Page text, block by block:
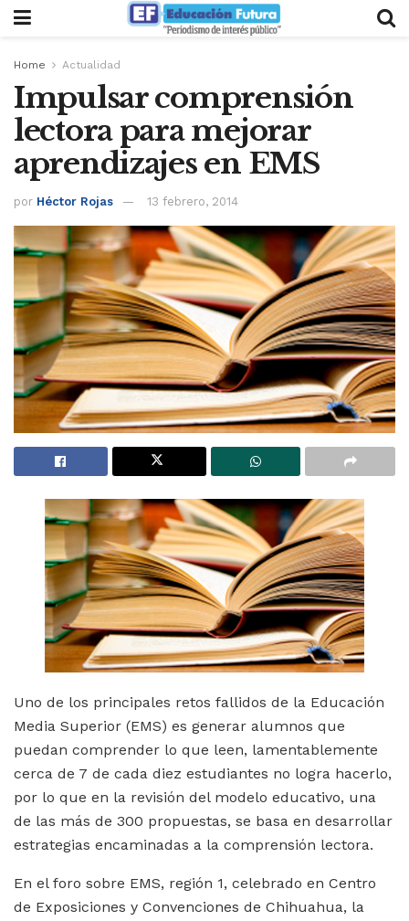
Home Actualidad
Impulsar comprensión
lectora para mejorar
aprendizajes en EMS
por Héctor Rojas 13 febrero, 2014
Uno de los principales retos fallidos de la Educación
Media Superior (EMS) es generar alumnos que
puedan comprender lo que leen, lamentablemente
cerca de 7 de cada diez estudiantes no logra hacerlo,
por lo que en la revisión del modelo educativo, una
de las más de 300 propuestas, se basa en desarrollar
estrategias encaminadas a la comprensión lectora.
En el foro sobre EMS, región 1, celebrado en Centro
de Exposiciones y Convenciones de Chihuahua, la